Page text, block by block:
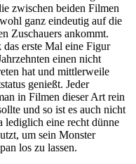
zwischen beiden Filmen
ganz eindeutig auf die
Zuschauers ankommt.
erste Mal eine Figur
einen nicht
hat und mittlerweile
genießt. Jeder
in Filmen dieser Art rein
und so ist es auch nicht
lediglich eine recht dünne
um sein Monster
los zu lassen.